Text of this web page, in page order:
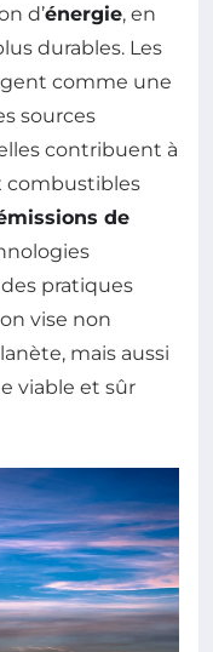
d’énergie, en
durables. Les
comme une
sources
contribuent à
combustibles
de
pratiques
vise non
mais aussi
viable et sûr